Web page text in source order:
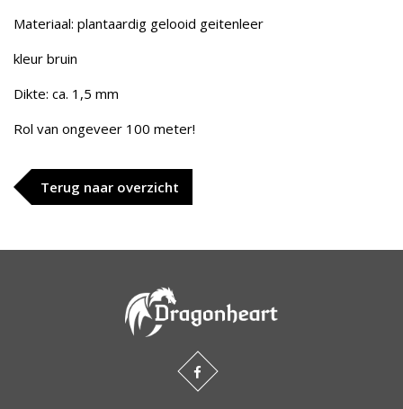
Materiaal: plantaardig gelooid geitenleer
kleur bruin
Dikte: ca. 1,5 mm
Rol van ongeveer 100 meter!
Terug naar overzicht